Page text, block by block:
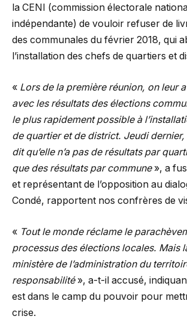
la CENI (commission électorale
indépendante) de vouloir refuser de
des communales du février 2018, qui
l’installation des chefs de quartiers et
« Lors de la première réunion, on leur
avec les résultats des élections
le plus rapidement possible à
de quartier et de district. Jeudi dernier,
dit qu’elle n’a pas de résultats par
que des résultats par commune», a
et représentant de l’opposition au
Condé, rapportent nos confrères de
« Tout le monde réclame le
processus des élections locales. Mais
ministère de l’administration du
responsabilité», a-t-il accusé,
est dans le camp du pouvoir pour
crise.